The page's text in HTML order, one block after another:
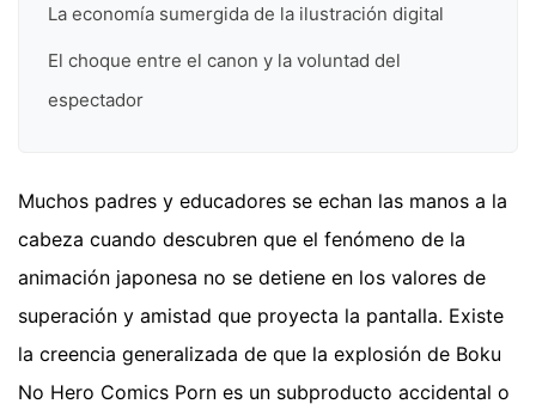
La economía sumergida de la ilustración digital
El choque entre el canon y la voluntad del
espectador
Muchos padres y educadores se echan las manos a la
cabeza cuando descubren que el fenómeno de la
animación japonesa no se detiene en los valores de
superación y amistad que proyecta la pantalla. Existe
la creencia generalizada de que la explosión de Boku
No Hero Comics Porn es un subproducto accidental o